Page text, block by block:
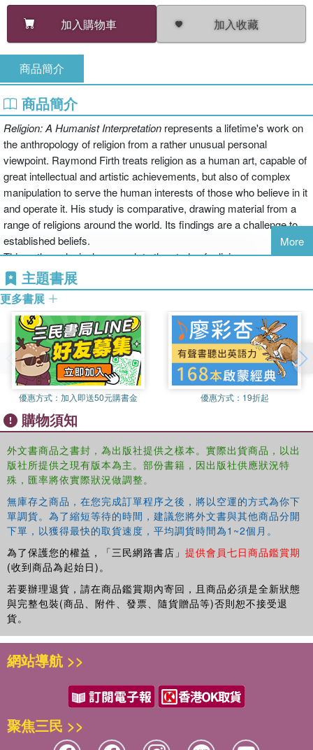
加入購物車 加入收藏
商品簡介
商品簡介
Religion: A Humanist Interpretation represents a lifetime's work on
the anthropology of religion from a rather unusual personal
viewpoint. Raymond Firth treats religion as a human art, capable of
great intellectual and artistic achievements, but also of complex
manipulation to serve the human interests of those who believe in it
and operate it. His study is comparative, drawing material from a
range of religions around the world. Its findings are a challenge to
established beliefs.
This anthropological approach to the study of religion covers
themes ranging from; religious belief and personal adjustment;
gods and God; offering and sacrifice;religion and politics; Malay
magic and spirit mediumship; truth and paradox in religion.
More
主題書展
更多書展
優惠方式： 加入即送50元購書金 優惠方式： 19折起
購物須知
外文書商品之書封，為出版社提供之樣本。實際出貨商品，以出
版社所提供之現有版本為主。部份書籍，因出版社供應狀況特
殊，匯率將依實際狀況做調整。
無庫存之商品，在您完成訂單程序之後，將以空運的方式為你下
單調貨。為了縮短等待的時間，建議您將外文書與其他商品分開
下單，以獲得最快的取貨速度，平均調貨時間為1~2個月。
為了保護您的權益，「三民網路書店」 提供會員七日商品鑑賞期
(收到商品為起始日)。
若要辦理退貨，請在商品鑑賞期內寄回，且商品必須是全新狀態
與完整包裝(商品、附件、發票、隨貨贈品等)否則恕不接受退
貨。
網站導航 >>
聚焦三民 >>